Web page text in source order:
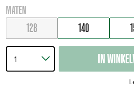
MATEN
128 140
IN